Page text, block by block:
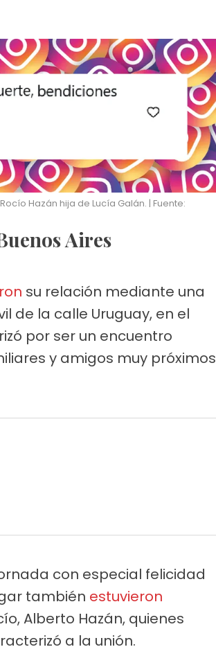
Hazán hija de Lucía Galán. | Fuente:
Aires
su relación mediante una
de la calle Uruguay, en el
por ser un encuentro
y amigos muy próximos
con especial felicidad
también estuvieron
Alberto Hazán, quienes
a la unión.